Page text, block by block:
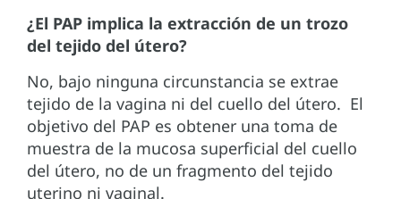
¿El PAP implica la extracción de un trozo
del tejido del útero?
No, bajo ninguna circunstancia se extrae
tejido de la vagina ni del cuello del útero. El
objetivo del PAP es obtener una toma de
muestra de la mucosa superficial del cuello
del útero, no de un fragmento del tejido
uterino ni vaginal.